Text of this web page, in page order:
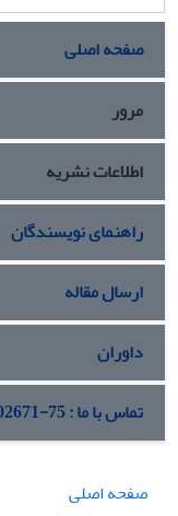
صفحه اصلی
مرور
اطلاعات نشریه
راهنمای نویسندگان
ارسال مقاله
داوران
تماس با ما : 75-22802671-021
صفحه اصلی